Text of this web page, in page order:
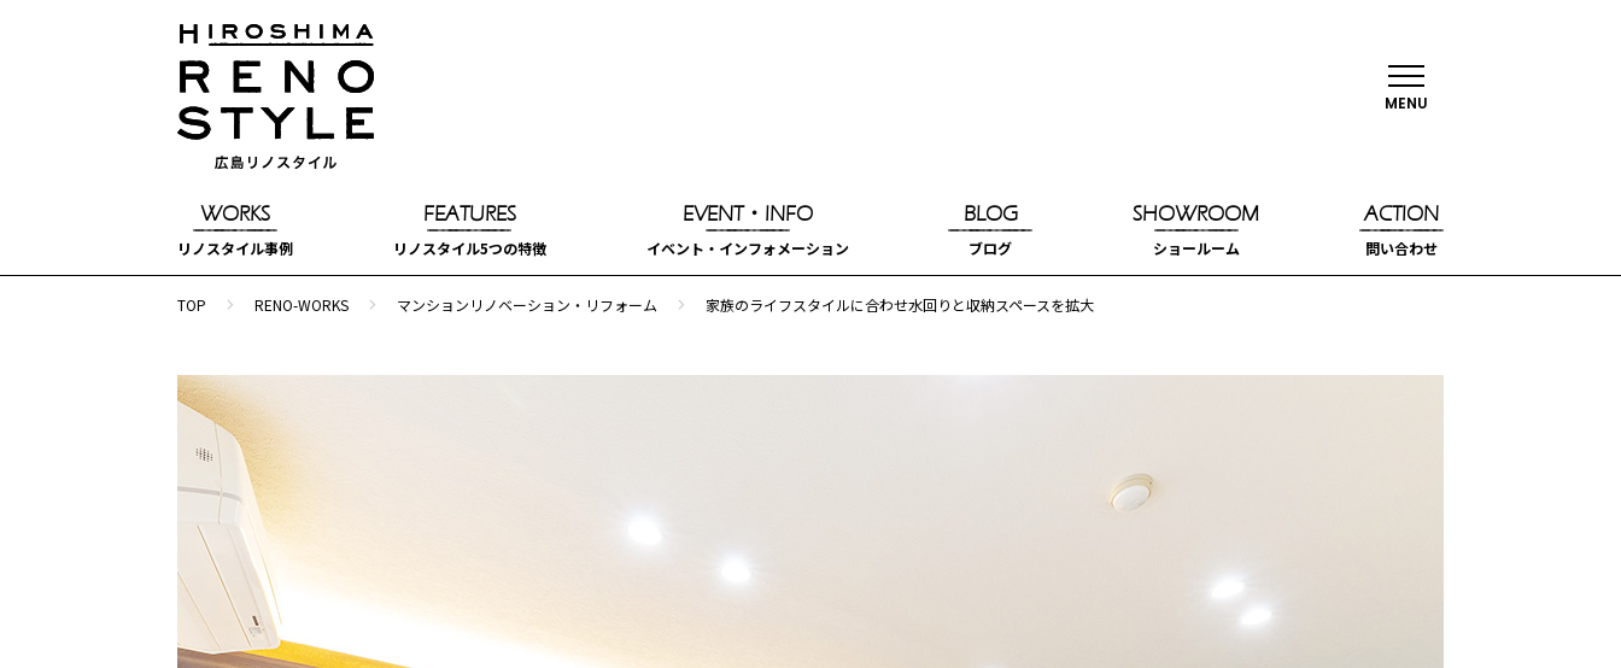
MENU
WORKS
リノスタイル事例
FEATURES
リノスタイル5つの特徴
EVENT・INFO
イベント・インフォメーション
BLOG
ブログ
SHOWROOM
ショールーム
ACTION
問い合わせ
TOP navigate_next RENO-WORKS navigate_next マンションリノベーション・リフォーム navigate_next 家族のライフスタイルに合わせ水回りと収納スペースを拡大